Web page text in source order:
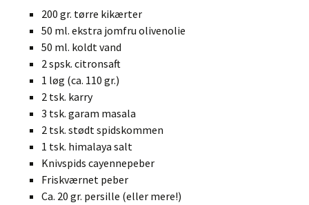
200 gr. tørre kikærter
50 ml. ekstra jomfru olivenolie
50 ml. koldt vand
2 spsk. citronsaft
1 løg (ca. 110 gr.)
2 tsk. karry
3 tsk. garam masala
2 tsk. stødt spidskommen
1 tsk. himalaya salt
Knivspids cayennepeber
Friskværnet peber
Ca. 20 gr. persille (eller mere!)